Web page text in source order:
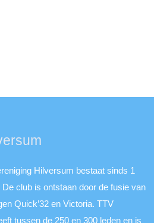
Hilversum bestaat sinds 1
De club is ontstaan door de fusie van
Quick’32 en Victoria. TTV
tussen de 250 en 300 leden en is